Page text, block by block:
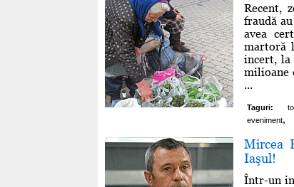
Recent,
fraudă
avea
martoră
incert, la
milioane
...
Taguri:
eveniment,
Mircea
Iaşul!
Într-un